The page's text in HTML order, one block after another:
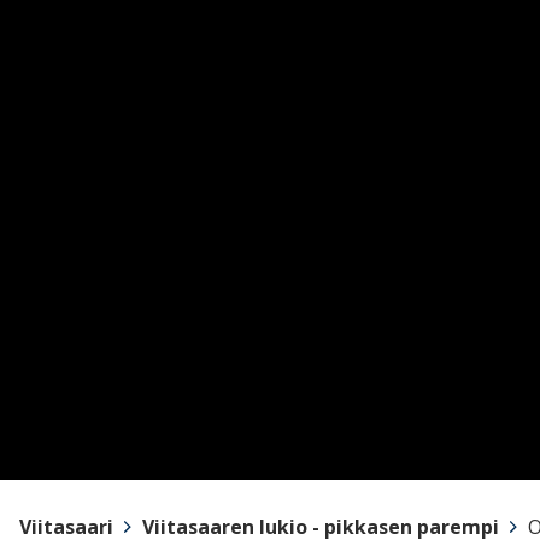
Viitasaari Viitasaaren lukio - pikkasen parempi